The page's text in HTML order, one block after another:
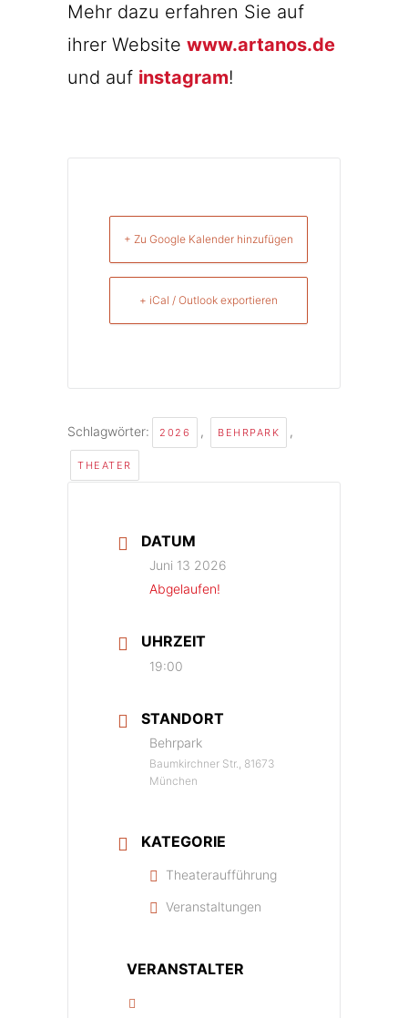
Mehr dazu erfahren Sie auf
ihrer Website www.artanos.de
und auf instagram!
+ Zu Google Kalender hinzufügen
+ iCal / Outlook exportieren
Schlagwörter: 2026 , BEHRPARK ,
THEATER
DATUM
Juni 13 2026
Abgelaufen!
UHRZEIT
19:00
STANDORT
Behrpark
Baumkirchner Str., 81673
München
KATEGORIE
Theateraufführung
Veranstaltungen
VERANSTALTER